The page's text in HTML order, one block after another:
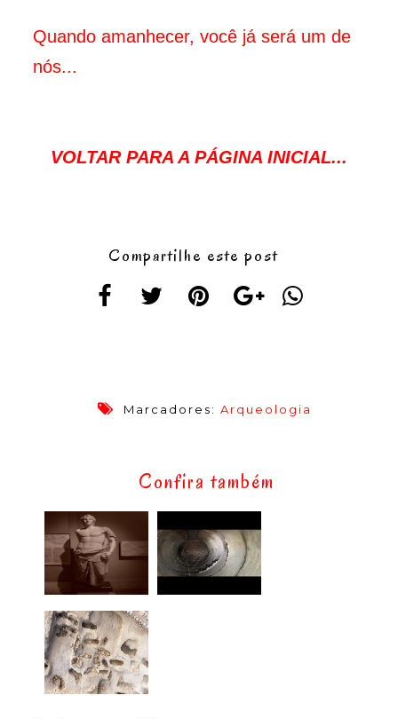
Quando amanhecer, você já será um de
nós...
VOLTAR PARA A PÁGINA INICIAL...
Compartilhe este post
Marcadores: Arqueologia
Confira também